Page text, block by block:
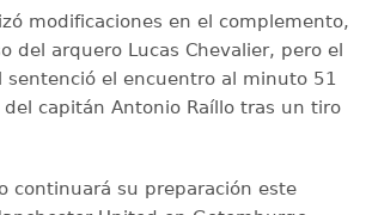
modificaciones en el complemento,
del arquero Lucas Chevalier, pero el
sentenció el encuentro al minuto 51
del capitán Antonio Raíllo tras un tiro
continuará su preparación este